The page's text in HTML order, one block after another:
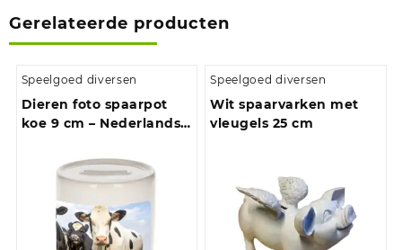
Gerelateerde producten
Speelgoed diversen
Dieren foto spaarpot
koe 9 cm – Nederlandse
jongens en meisjes
Speelgoed diversen
Wit spaarvarken met
vleugels 25 cm